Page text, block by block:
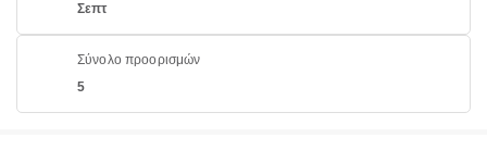
Σεπτ
Σύνολο προορισμών
5